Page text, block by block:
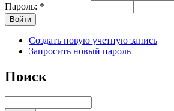
Пароль: *
Создать новую учетную запись
Запросить новый пароль
Поиск